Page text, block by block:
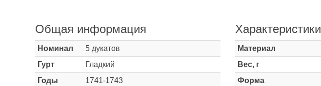
Общая информация
Номинал
5 дукатов
Гурт
Гладкий
Годы
1741-1743
Характеристики
Материал
Вес, г
Форма